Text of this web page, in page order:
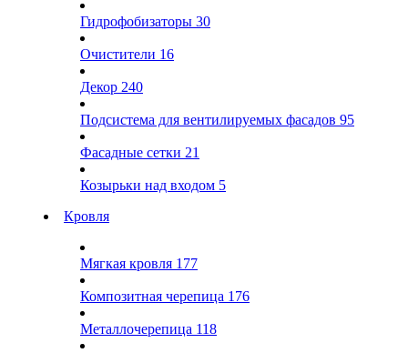
Гидрофобизаторы 30
Очистители 16
Декор 240
Подсистема для вентилируемых фасадов 95
Фасадные сетки 21
Козырьки над входом 5
Кровля
Мягкая кровля 177
Композитная черепица 176
Металлочерепица 118